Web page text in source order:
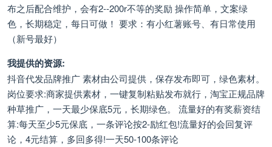
布之后配合维护，会有2--200r不等的奖励 操作简单，文案绿
色，长期稳定，每日可做！ 要求：有小红薯账号、有日常使用
（新号最好）
我提供的资源:
抖音代发品牌推广 素材由公司提供，保存发布即可，绿色素材。
岗位要求:商家提供素材，一键复制粘贴发布就行，淘宝正规品牌
种草推广，一天最少保底5元，长期绿色。 流量好的有奖薪资结
算:每天至少5元保底，一条评论按2-励红包!流量好的会回复评
论，4元结算，多回多得!一天50-100条评论